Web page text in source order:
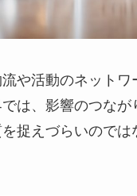
や活動のネットワ
は、影響のつなが
捉えづらいのでは